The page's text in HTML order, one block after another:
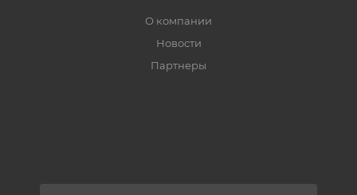
О компании
Новости
Партнеры